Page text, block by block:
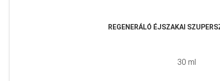
REGENERÁLÓ ÉJSZAKAI
30 ml